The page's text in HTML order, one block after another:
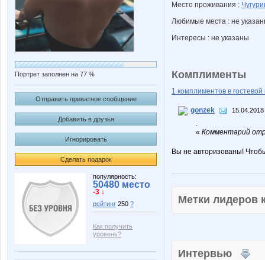
Портрет заполнен на 77 %
Отправить приватное сообщение
Добавить в друзья
Игнорировать
Сделать подарок
популярность:
50480 место
-3 ↓
рейтинг 250 ?
Как получить
уровень?
Место проживания :
Любимые места : не
Интересы : не указаны
Комплименты
1 комплиментов в гостевой
gonzek
.
« Комментарий
Вы не авторизованы!
Метки
Интервью